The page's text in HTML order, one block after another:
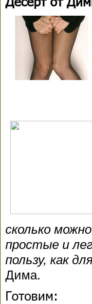
сколько
простые и
пользу, как
Дима.
Готовим: